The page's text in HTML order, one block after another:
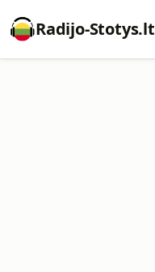
Radijo-Stotys.lt